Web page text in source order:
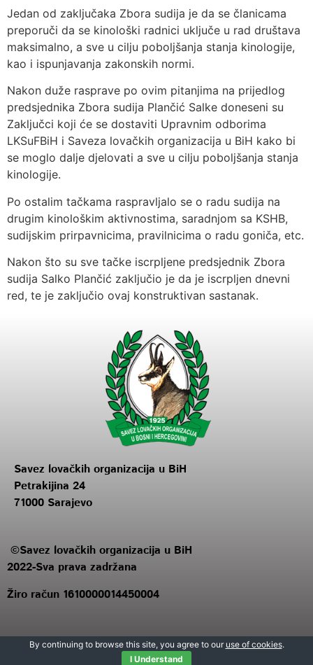
Jedan od zaključaka Zbora sudija je da se članicama
preporuči da se kinološki radnici uključe u rad društava
maksimalno, a sve u cilju poboljšanja stanja kinologije,
kao i ispunjavanja zakonskih normi.
Nakon duže rasprave po ovim pitanjima na prijedlog
predsjednika Zbora sudija Plančić Salke doneseni su
Zaključci koji će se dostaviti Upravnim odborima
LKSuFBiH i Saveza lovačkih organizacija u BiH kako bi
se moglo dalje djelovati a sve u cilju poboljšanja stanja
kinologije.
Po ostalim tačkama raspravljalo se o radu sudija na
drugim kinološkim aktivnostima, saradnjom sa KSHB,
sudijskim prirpavnicima, pravilnicima o radu goniča, etc.
Nakon što su sve tačke iscrpljene predsjednik Zbora
sudija Salko Plančić zaključio je da je iscrpljen dnevni
red, te je zaključio ovaj konstruktivan sastanak.
Savez lovačkih organizacija u BiH
Petrakijina 24
71000 Sarajevo
©Savez lovačkih organizacija u BiH
2022-Sva prava zadržana
Žiro račun 1610000014450004
By continuing to browse this site, you agree to our use of cookies.
I Understand